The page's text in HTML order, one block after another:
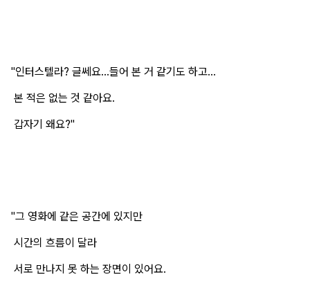
"인터스텔라? 글쎄요...들어 본 거 같기도 하고...
본 적은 없는 것 같아요.
갑자기 왜요?"
"그 영화에 같은 공간에 있지만
시간의 흐름이 달라
서로 만나지 못 하는 장면이 있어요.